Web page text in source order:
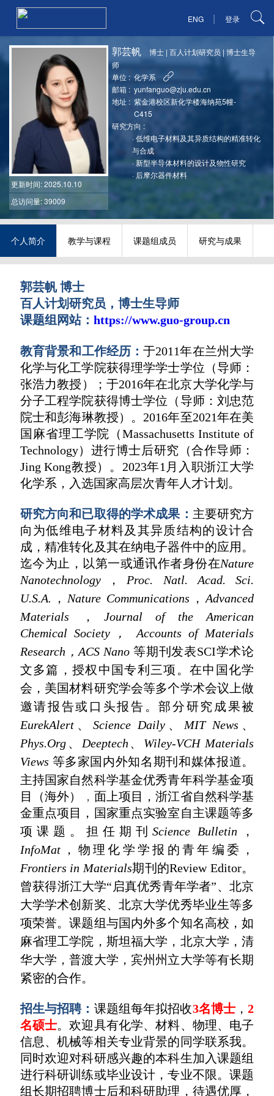
ENG | 登录
更新时间: 2025.10.10
总访问量: 39009
郭芸帆 博士 |百人计划研究员 |博士生导
师
单位 : 化学系
邮箱 : yunfanguo@zju.edu.cn
地址 : 紫金港校区新化学楼海纳苑5幢-
C415
研究方向 :
·低维电子材料及其异质结构的精准转化
与合成
·新型半导体材料的设计及物性研究
· 后摩尔器件材料
个人简介 教学与课程 课题组成员 研究与成果
郭芸帆 博士
百人计划研究员，博士生导师
课题组网站： https://www.guo-group.cn
教育背景和工作经历：于2011年在兰州大学
化学与化工学院获得理学学士学位（导师：
张浩力教授）；于2016年在北京大学化学与
分子工程学院获得博士学位（导师：刘忠范
院士和彭海琳教授）。 2016年至2021年在美
国麻省理工学院 （Massachusetts Institute of
Technology） 进行博士后研究（合作导师：
Jing Kong教授）。2023年1月入职浙江大学
化学系，入选国家高层次青年人才计划。
研究方向和已取得的学术成果： 主要研究方
向为低维电子材料及其异质结构的设计合
成，精准转化及其在纳电子器件中的应用。
迄今为止，以第一或通讯作者身份在Nature
Nanotechnology， Proc. Natl. Acad. Sci.
U.S.A. ， Nature Communications ，Advanced
Materials
， Journal of the American
Chemical Society，Accounts of Materials
Research，ACS Nano 等期刊发表SCI学术论
文多篇，授权中国专利三项。在中国化学
会，美国材料研究学会等多个学术会议上做
邀请报告或口头报告。部分研究成果被
EurekAlert、Science Daily、 MIT News 、
Phys.Org、 Deeptech 、 Wiley-VCH Materials
Views 等多家国内外知名期刊和媒体报道。
主持国家自然科学基金优秀青年科学基金项
目（海外）
， 面上项目，浙江省自然科学基
金重点项目， 国家重点实验室自主课题等多
项课题。 担任期刊Science Bulletin ，
InfoMat， 物理化学学报 的青年编委，
Frontiers in Materials期刊的Review Editor。
曾获得浙江大学“启真优秀青年学者”、北京
大学学术创新奖、北京大学优秀毕业生等多
项荣誉。课题组与国内外多个知名高校，如
麻省理工学院，斯坦福大学，北京大学，清
华大学，普渡大学，宾州州立大学等有长期
紧密的合作。
招生与招聘： 课题组每年拟招收3名博士 ，2
名硕士。欢迎具有化学、材料、物理、电子
信息、机械等相关专业背景的同学联系我。
同时欢迎对科研感兴趣的本科生加入课题组
进行科研训练或毕业设计，专业不限。课题
组长期招聘博士后和科研助理，待遇优厚，